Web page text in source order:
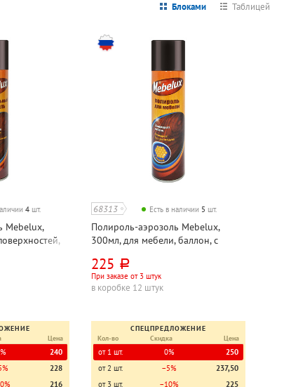
Блоками Таблицей
4 шт.
Mebelux,
Цена
240
228
216
68313 Есть в наличии 5 шт.
Полироль-аэрозоль Mebelux,
300мл, для мебели, баллон, с
225 руб.
При заказе от 3 штук
в коробке 12 штук
СПЕЦПРЕДЛОЖЕНИЕ
Кол-во
Скидка Цена
от 1 шт. 0%
250
от 2 шт.
−5%
237,50
от 3 шт.
−10% 225